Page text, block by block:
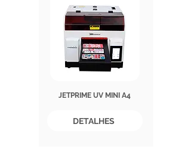
JETPRIME UV MINI A4
DETALHES